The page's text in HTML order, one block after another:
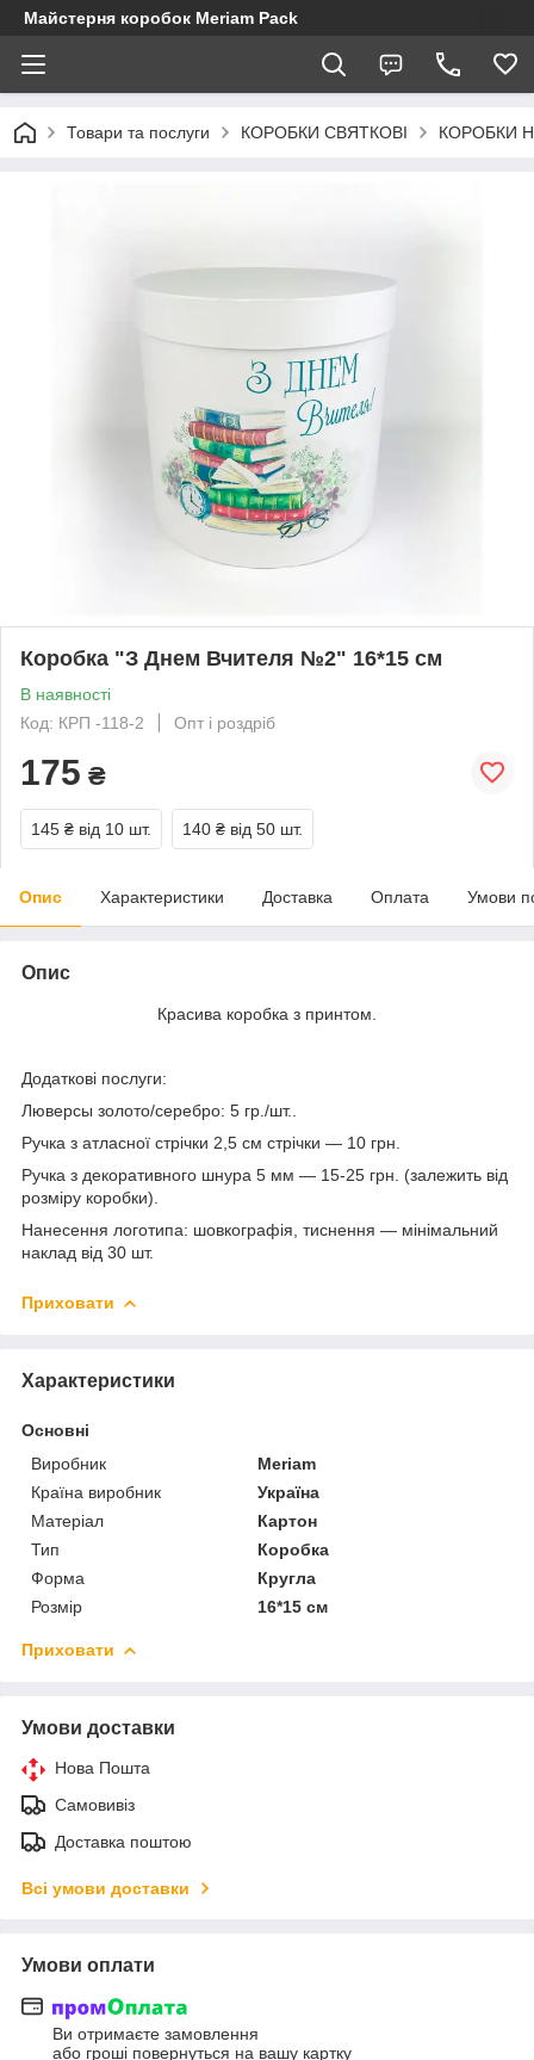
Майстерня коробок Meriam Pack
Товари та послуги КОРОБКИ СВЯТКОВІ КОРОБКИ
Коробка "З Днем Вчителя №2" 16*15 см
В наявності
Код: КРП -118-2
Опт і роздріб
175 ₴
145 ₴ від 10 шт. 140 ₴ від 50 шт.
Опис Характеристики Доставка Оплата Умови
Опис
Красива коробка з принтом.
Додаткові послуги:
Люверсы золото/серебро: 5 гр./шт..
Ручка з атласної стрічки 2,5 см стрічки — 10 грн.
Ручка з декоративного шнура 5 мм — 15-25 грн. (залежить від
розміру коробки).
Нанесення логотипа: шовкографія, тиснення — мінімальний
наклад від 30 шт.
Приховати
Характеристики
Основні
Виробник
Meriam
Країна виробник
Україна
Матеріал
Картон
Тип
Коробка
Форма
Кругла
Розмір
16*15 см
Приховати
Умови доставки
Нова Пошта
Самовивіз
Доставка поштою
Всі умови доставки
Умови оплати
Ви отримаєте замовлення
або гроші повернуться на вашу картку